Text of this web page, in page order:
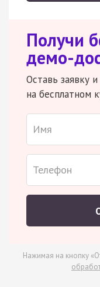
Получи
демо-
Оставь заявку
на бесплатном
Нажимая на кнопку